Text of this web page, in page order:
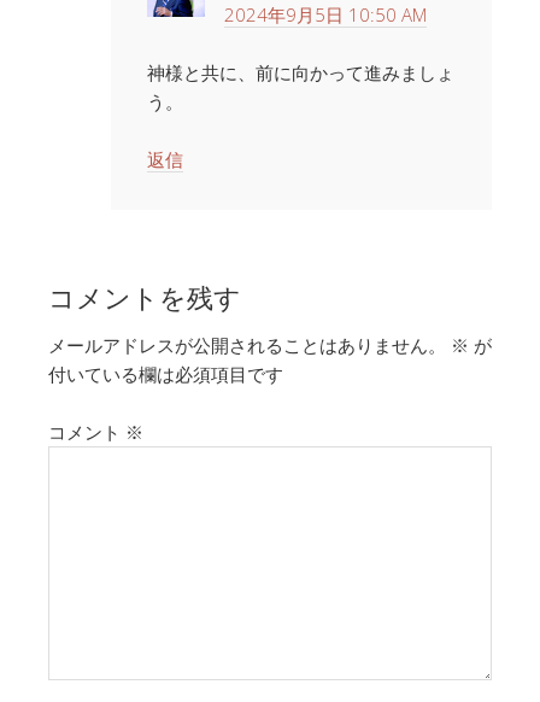
2024年9月5日 10:50 AM
神様と共に、前に向かって進みましょ
う。
返信
コメントを残す
メールアドレスが公開されることはありません。 ※ が
付いている欄は必須項目です
コメント ※